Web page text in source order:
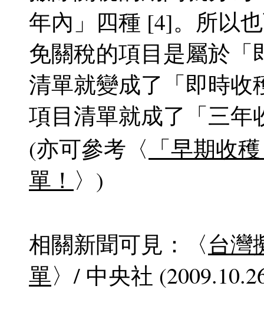
年內」四種 [4]。所以
免關稅的項目是屬於
清單就變成了「即時收
項目清單就成了「三年
(亦可參考〈 「早期收
單！ 〉)
相關新聞可見：〈台灣
單〉/ 中央社